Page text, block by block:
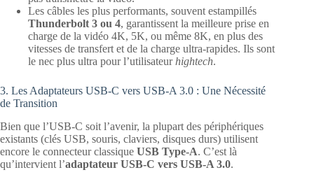
Les câbles les plus performants, souvent estampillés
Thunderbolt 3 ou 4, garantissent la meilleure prise en
charge de la vidéo 4K, 5K, ou même 8K, en plus des
vitesses de transfert et de la charge ultra-rapides. Ils sont
le nec plus ultra pour l’utilisateurhightech.
3. Les Adaptateurs USB-C vers USB-A 3.0 : Une Nécessité
de Transition
Bien que l’USB-C soit l’avenir, la plupart des périphériques
existants (clés USB, souris, claviers, disques durs) utilisent
encore le connecteur classique USB Type-A. C’est là
qu’intervient l’adaptateur USB-C vers USB-A 3.0.